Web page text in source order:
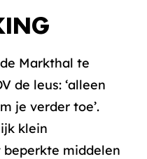
Markthal te
de leus: ‘alleen
je verder toe’.
klein
middelen